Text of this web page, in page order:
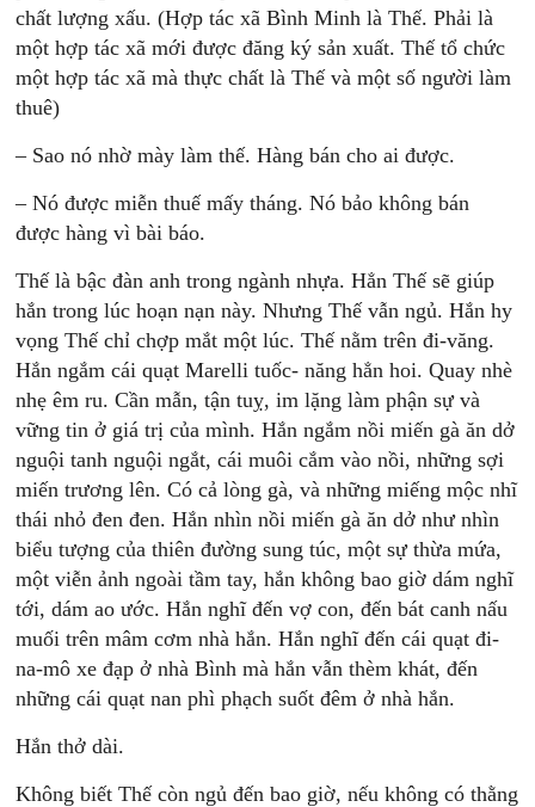
chất lượng xấu. (Hợp tác xã Bình Minh là Thế. Phải là
một hợp tác xã mới được đăng ký sản xuất. Thế tổ chức
một hợp tác xã mà thực chất là Thế và một số người làm
thuê)
– Sao nó nhờ mày làm thế. Hàng bán cho ai được.
– Nó được miễn thuế mấy tháng. Nó bảo không bán
được hàng vì bài báo.
Thế là bậc đàn anh trong ngành nhựa. Hẳn Thế sẽ giúp
hắn trong lúc hoạn nạn này. Nhưng Thế vẫn ngủ. Hắn hy
vọng Thế chỉ chợp mắt một lúc. Thế nằm trên đi-văng.
Hắn ngắm cái quạt Marelli tuốc- năng hẳn hoi. Quay nhè
nhẹ êm ru. Cần mẫn, tận tuỵ, im lặng làm phận sự và
vững tin ở giá trị của mình. Hắn ngắm nồi miến gà ăn dở
nguội tanh nguội ngắt, cái muôi cắm vào nồi, những sợi
miến trương lên. Có cả lòng gà, và những miếng mộc nhĩ
thái nhỏ đen đen. Hắn nhìn nồi miến gà ăn dở như nhìn
biểu tượng của thiên đường sung túc, một sự thừa mứa,
một viễn ảnh ngoài tầm tay, hắn không bao giờ dám nghĩ
tới, dám ao ước. Hắn nghĩ đến vợ con, đến bát canh nấu
muối trên mâm cơm nhà hắn. Hắn nghĩ đến cái quạt đi-
na-mô xe đạp ở nhà Bình mà hắn vẫn thèm khát, đến
những cái quạt nan phì phạch suốt đêm ở nhà hắn.
Hắn thở dài.
Không biết Thế còn ngủ đến bao giờ, nếu không có thằng